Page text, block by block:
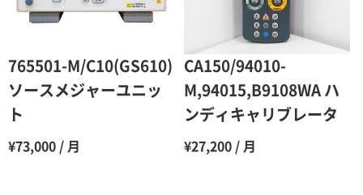
765501-M/C10(GS610)
ソースメジャーユニッ
ト
¥73,000 / 月
CA150/94010-
M,94015,B9108WA ハ
ンディキャリブレータ
¥27,200 / 月